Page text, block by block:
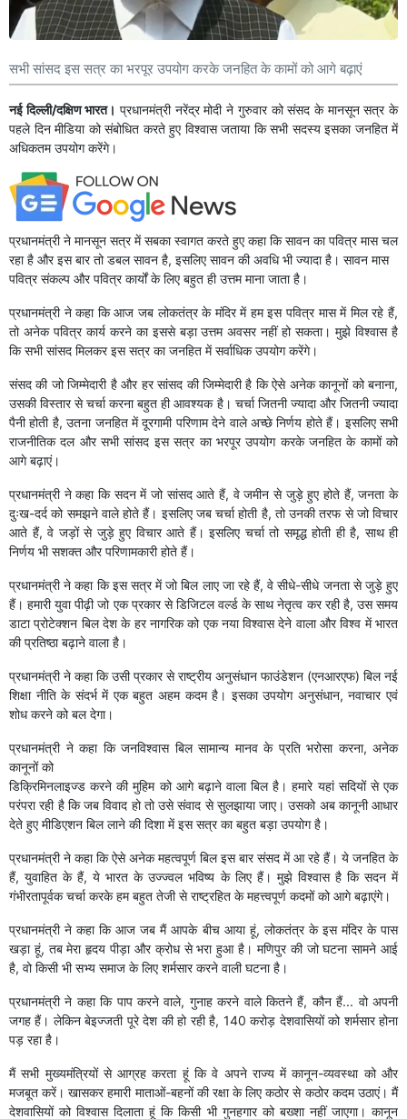
सभी सांसद इस सत्र का भरपूर उपयोग करके जनहित के कामों को आगे बढ़ाएं
नई दिल्ली/दक्षिण भारत। प्रधानमंत्री नरेंद्र मोदी ने गुरुवार को संसद के मानसून सत्र के
पहले दिन मीडिया को संबोधित करते हुए विश्वास जताया कि सभी सदस्य इसका जनहित में
अधिकतम उपयोग करेंगे।
प्रधानमंत्री ने मानसून सत्र में सबका स्वागत करते हुए कहा कि सावन का पवित्र मास चल
रहा है और इस बार तो डबल सावन है, इसलिए सावन की अवधि भी ज्यादा है। सावन मास
पवित्र संकल्प और पवित्र कार्यों के लिए बहुत ही उत्तम माना जाता है।
प्रधानमंत्री ने कहा कि आज जब लोकतंत्र के मंदिर में हम इस पवित्र मास में मिल रहे हैं,
तो अनेक पवित्र कार्य करने का इससे बड़ा उत्तम अवसर नहीं हो सकता। मुझे विश्वास है
कि सभी सांसद मिलकर इस सत्र का जनहित में सर्वाधिक उपयोग करेंगे।
संसद की जो जिम्मेदारी है और हर सांसद की जिम्मेदारी है कि ऐसे अनेक कानूनों को बनाना,
उसकी विस्तार से चर्चा करना बहुत ही आवश्यक है। चर्चा जितनी ज्यादा और जितनी ज्यादा
पैनी होती है, उतना जनहित में दूरगामी परिणाम देने वाले अच्छे निर्णय होते हैं। इसलिए सभी
राजनीतिक दल और सभी सांसद इस सत्र का भरपूर उपयोग करके जनहित के कामों को
आगे बढ़ाएं।
प्रधानमंत्री ने कहा कि सदन में जो सांसद आते हैं, वे जमीन से जुड़े हुए होते हैं, जनता के
दुःख-दर्द को समझने वाले होते हैं। इसलिए जब चर्चा होती है, तो उनकी तरफ से जो विचार
आते हैं, वे जड़ों से जुड़े हुए विचार आते हैं। इसलिए चर्चा तो समृद्ध होती ही है, साथ ही
निर्णय भी सशक्त और परिणामकारी होते हैं।
प्रधानमंत्री ने कहा कि इस सत्र में जो बिल लाए जा रहे हैं, वे सीधे-सीधे जनता से जुड़े हुए
हैं। हमारी युवा पीढ़ी जो एक प्रकार से डिजिटल वर्ल्ड के साथ नेतृत्व कर रही है, उस समय
डाटा प्रोटेक्शन बिल देश के हर नागरिक को एक नया विश्वास देने वाला और विश्व में भारत
की प्रतिष्ठा बढ़ाने वाला है।
प्रधानमंत्री ने कहा कि उसी प्रकार से राष्ट्रीय अनुसंधान फाउंडेशन (एनआरएफ) बिल नई
शिक्षा नीति के संदर्भ में एक बहुत अहम कदम है। इसका उपयोग अनुसंधान, नवाचार एवं
शोध करने को बल देगा।
प्रधानमंत्री ने कहा कि जनविश्वास बिल सामान्य मानव के प्रति भरोसा करना, अनेक
कानूनों को
डिक्रिमिनलाइज्ड करने की मुहिम को आगे बढ़ाने वाला बिल है। हमारे यहां सदियों से एक
परंपरा रही है कि जब विवाद हो तो उसे संवाद से सुलझाया जाए। उसको अब कानूनी आधार
देते हुए मीडिएशन बिल लाने की दिशा में इस सत्र का बहुत बड़ा उपयोग है।
प्रधानमंत्री ने कहा कि ऐसे अनेक महत्वपूर्ण बिल इस बार संसद में आ रहे हैं। ये जनहित के
हैं, युवाहित के हैं, ये भारत के उज्ज्वल भविष्य के लिए हैं। मुझे विश्वास है कि सदन में
गंभीरतापूर्वक चर्चा करके हम बहुत तेजी से राष्ट्रहित के महत्त्वपूर्ण कदमों को आगे बढ़ाएंगे।
प्रधानमंत्री ने कहा कि आज जब मैं आपके बीच आया हूं, लोकतंत्र के इस मंदिर के पास
खड़ा हूं, तब मेरा हृदय पीड़ा और क्रोध से भरा हुआ है। मणिपुर की जो घटना सामने आई
है, वो किसी भी सभ्य समाज के लिए शर्मसार करने वाली घटना है।
प्रधानमंत्री ने कहा कि पाप करने वाले, गुनाह करने वाले कितने हैं, कौन हैं... वो अपनी
जगह हैं। लेकिन बेइज्जती पूरे देश की हो रही है, 140 करोड़ देशवासियों को शर्मसार होना
पड़ रहा है।
मैं सभी मुख्यमंत्रियों से आग्रह करता हूं कि वे अपने राज्य में कानून-व्यवस्था को और
मजबूत करें। खासकर हमारी माताओं-बहनों की रक्षा के लिए कठोर से कठोर कदम उठाएं। मैं
देशवासियों को विश्वास दिलाता हूं कि किसी भी गुनहगार को बख्शा नहीं जाएगा। कानून